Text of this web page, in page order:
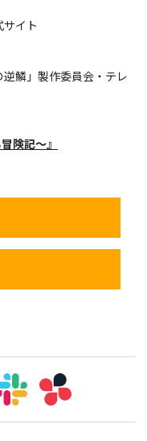
イト
鱗」製作委員会・テレ
険記～』